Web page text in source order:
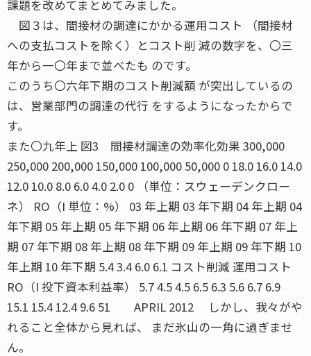
課題を改めてまとめてみました。
図３は、間接材の調達にかかる運用コスト （間接材
への支払コストを除く）とコスト削 減の数字を、〇三
年から一〇年まで並べたも のです。
このうち〇六年下期のコスト削減額 が突出しているの
は、営業部門の調達の代行 をするようになったからで
す。
また〇九年上 図3 間接材調達の効率化効果 300,000
250,000 200,000 150,000 100,000 50,000 0 18.0 16.0 14.0
12.0 10.0 8.0 6.0 4.0 2.0 0 （単位：スウェーデンクロー
ネ） RO（I 単位：%） 03 年上期 03 年下期 04 年上期 04
年下期 05 年上期 05 年下期 06 年上期 06 年下期 07 年上
期 07 年下期 08 年上期 08 年下期 09 年上期 09 年下期 10
年上期 10 年下期 5.4 3.4 6.0 6.1 コスト削減 運用コスト
RO（I 投下資本利益率） 5.7 4.5 4.5 6.5 6.3 5.6 6.7 6.9
15.1 15.4 12.4 9.6 51 APRIL 2012 しかし、我々がや
れること全体から見れば、 まだ氷山の一角に過ぎませ
ん。